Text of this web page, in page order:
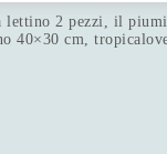
lettino 2 pezzi, il
40×30 cm,